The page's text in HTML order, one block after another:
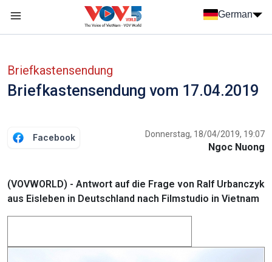
German
Briefkastensendung
Briefkastensendung vom 17.04.2019
Facebook Donnerstag, 18/04/2019, 19:07
Ngoc Nuong
(VOVWORLD) - Antwort auf die Frage von Ralf Urbanczyk
aus Eisleben in Deutschland nach Filmstudio in Vietnam